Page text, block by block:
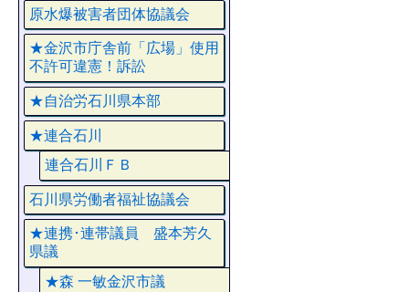
原水爆被害者団体協議会
★金沢市庁舎前「広場」使用
不許可違憲！訴訟
★自治労石川県本部
★連合石川
連合石川ＦＢ
石川県労働者福祉協議会
★連携･連帯議員 盛本芳久
県議
★森 一敏金沢市議